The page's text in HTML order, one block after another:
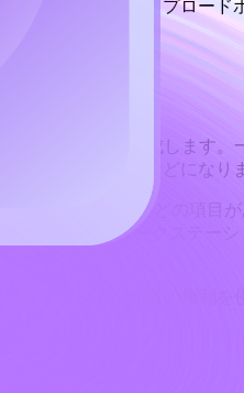
トフォームのアップロード
ーカル出力を生成します
言葉のアイデアなどになり
のカバー画像などの項目
ーディオ・ワークステー
奏トラックが他者の権利を
さい。